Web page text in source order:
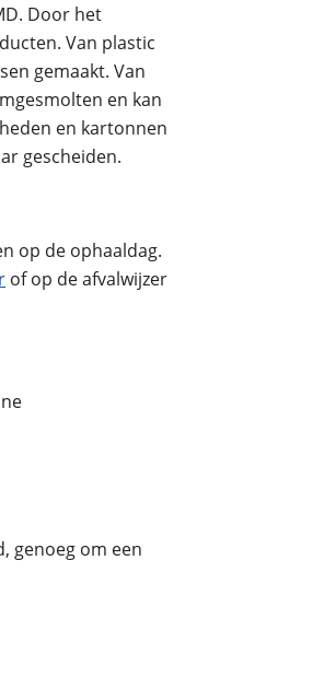
Door het
Van plastic
gemaakt. Van
en kan
en kartonnen
gescheiden.
op de ophaaldag.
of op de afvalwijzer
genoeg om een